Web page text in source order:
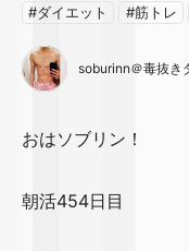
#ダイエット #筋トレ
soburinn＠毒抜き
おはソブリン！
朝活454日目